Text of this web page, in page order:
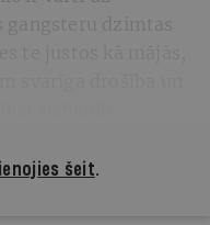
gangsteru dzimtas
šeit.